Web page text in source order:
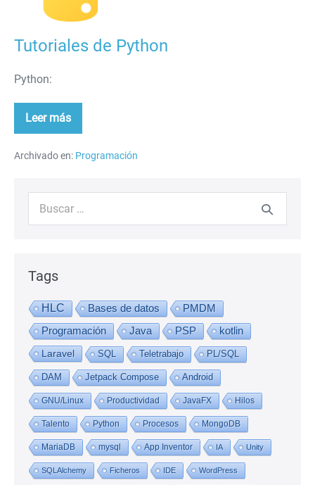
Tutoriales de Python
Python:
Leer másTutoriales
de
Archivado en: Programación
Buscar:
Tags
HLC Bases de datos
PMDM
Programación
Java PSP
kotlin
Laravel
SQL Teletrabajo PL/SQL
DAM Jetpack Compose Android
GNU/Linux Productividad JavaFX Hilos
Talento Python Procesos MongoDB
MariaDB mysql App Inventor IA Unity
SQLAlchemy Ficheros IDE WordPress